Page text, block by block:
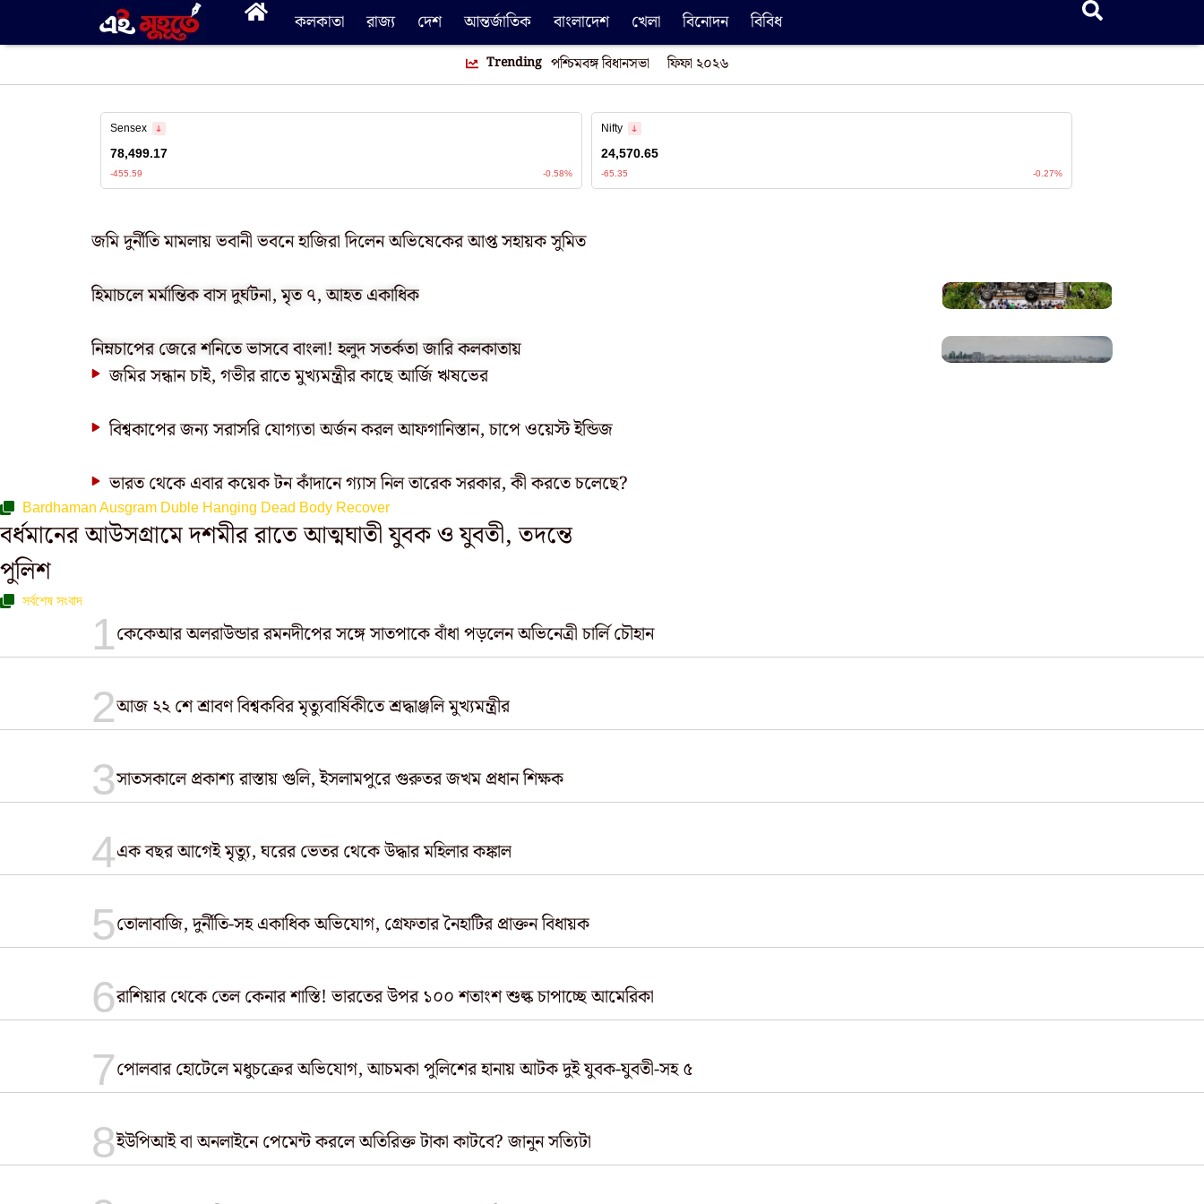
কলকাতা রাজ্য দেশ আন্তর্জাতিক বাংলাদেশ খেলা বিনোদন বিবিধ
Trending পশ্চিমবঙ্গ বিধানসভা ফিফা ২০২৬
জমি দুর্নীতি মামলায় ভবানী ভবনে হাজিরা দিলেন অভিষেকের আপ্ত সহায়ক সুমিত
হিমাচলে মর্মান্তিক বাস দুর্ঘটনা, মৃত ৭, আহত একাধিক
নিম্নচাপের জেরে শনিতে ভাসবে বাংলা! হলুদ সতর্কতা জারি কলকাতায়
জমির সন্ধান চাই, গভীর রাতে মুখ্যমন্ত্রীর কাছে আর্জি ঋষভের
বিশ্বকাপের জন্য সরাসরি যোগ্যতা অর্জন করল আফগানিস্তান, চাপে ওয়েস্ট ইন্ডিজ
ভারত থেকে এবার কয়েক টন কাঁদানে গ্যাস নিল তারেক সরকার, কী করতে চলেছে?
Bardhaman Ausgram Duble Hanging Dead Body Recover
বর্ধমানের আউসগ্রামে দশমীর রাতে আত্মঘাতী যুবক ও যুবতী, তদন্তে
পুলিশ
সর্বশেষ সংবাদ
কেকেআর অলরাউন্ডার রমনদীপের সঙ্গে সাতপাকে বাঁধা পড়লেন অভিনেত্রী চার্লি চৌহান
আজ ২২ শে শ্রাবণ বিশ্বকবির মৃত্যুবার্ষিকীতে শ্রদ্ধাঞ্জলি মুখ্যমন্ত্রীর
সাতসকালে প্রকাশ্য রাস্তায় গুলি, ইসলামপুরে গুরুতর জখম প্রধান শিক্ষক
এক বছর আগেই মৃত্যু, ঘরের ভেতর থেকে উদ্ধার মহিলার কঙ্কাল
তোলাবাজি, দুর্নীতি-সহ একাধিক অভিযোগ, গ্রেফতার নৈহাটির প্রাক্তন বিধায়ক
রাশিয়ার থেকে তেল কেনার শাস্তি! ভারতের উপর ১০০ শতাংশ শুল্ক চাপাচ্ছে আমেরিকা
পোলবার হোটেলে মধুচক্রের অভিযোগ, আচমকা পুলিশের হানায় আটক দুই যুবক-যুবতী-সহ ৫
ইউপিআই বা অনলাইনে পেমেন্ট করলে অতিরিক্ত টাকা কাটবে? জানুন সত্যিটা